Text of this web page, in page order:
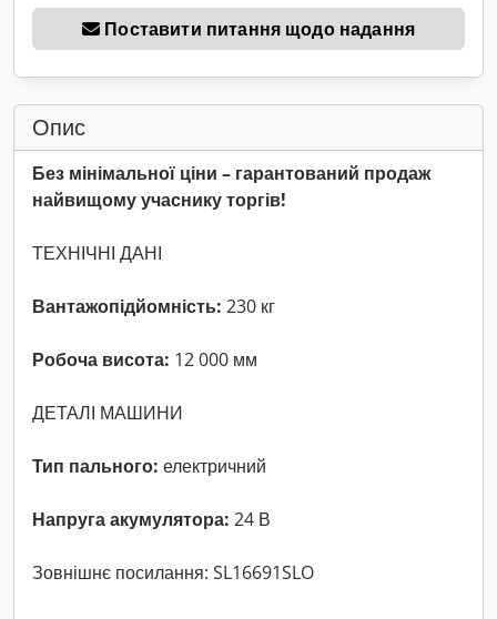
Поставити питання щодо надання
Опис
Без мінімальної ціни – гарантований продаж
найвищому учаснику торгів!
ТЕХНІЧНІ ДАНІ
Вантажопідйомність: 230 кг
Робоча висота: 12 000 мм
ДЕТАЛІ МАШИНИ
Тип пального: електричний
Напруга акумулятора: 24 В
Зовнішнє посилання: SL16691SLO